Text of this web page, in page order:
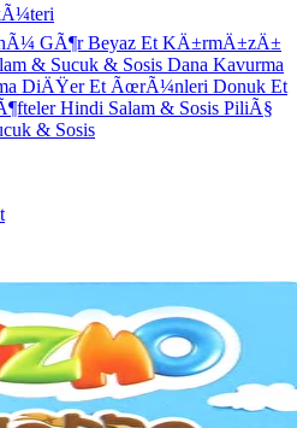
GÃ¶rBeyaz Et KÄ±rmÄ±zÄ±
& Sucuk & Sosis Dana Kavurma
DiÄŸer Et ÃœrÃ¼nleri Donuk Et
Hindi Salam & Sosis PiliÃ§
& Sosis